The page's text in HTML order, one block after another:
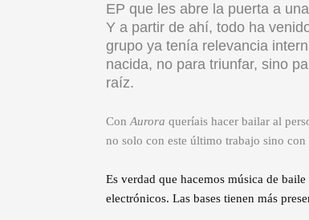
EP que les abre la puerta a
Y a partir de ahí, todo ha
grupo ya tenía relevancia
nacida, no para triunfar, sino
raíz.
ConAurora queríais hacer bailar al
no solo con este último trabajo sino con
Es verdad que hacemos música de
electrónicos. Las bases tienen más